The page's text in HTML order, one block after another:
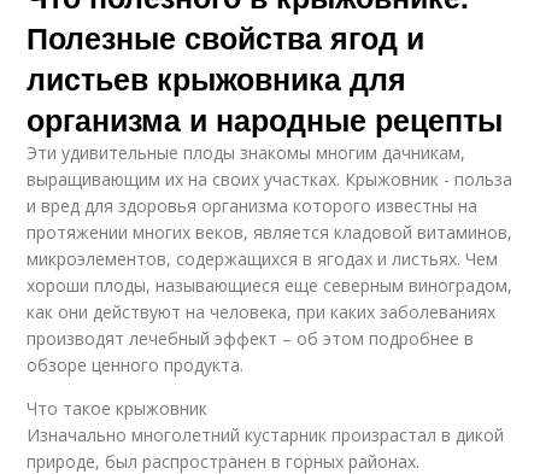
Полезные свойства ягод и
листьев крыжовника для
организма и народные рецепты
Эти удивительные плоды знакомы многим дачникам,
выращивающим их на своих участках. Крыжовник - польза
и вред для здоровья организма которого известны на
протяжении многих веков, является кладовой витаминов,
микроэлементов, содержащихся в ягодах и листьях. Чем
хороши плоды, называющиеся еще северным виноградом,
как они действуют на человека, при каких заболеваниях
производят лечебный эффект – об этом подробнее в
обзоре ценного продукта.
Что такое крыжовник
Изначально многолетний кустарник произрастал в дикой
природе, был распространен в горных районах.